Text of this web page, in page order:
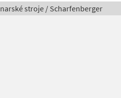
stroje / Scharfenberger